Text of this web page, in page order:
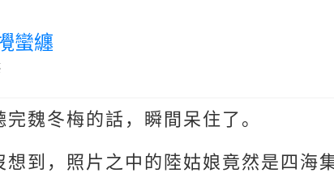
蠻纏
完魏冬梅的話，瞬間呆住了。
想到，照片之中的陸姑娘竟然是四海